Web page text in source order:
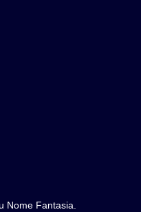
Nome Fantasia.